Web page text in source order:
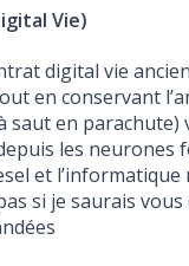
Vie)
digital vie
en conservant
saut en parachute)
les neurones
et l’informatique
si je saurais